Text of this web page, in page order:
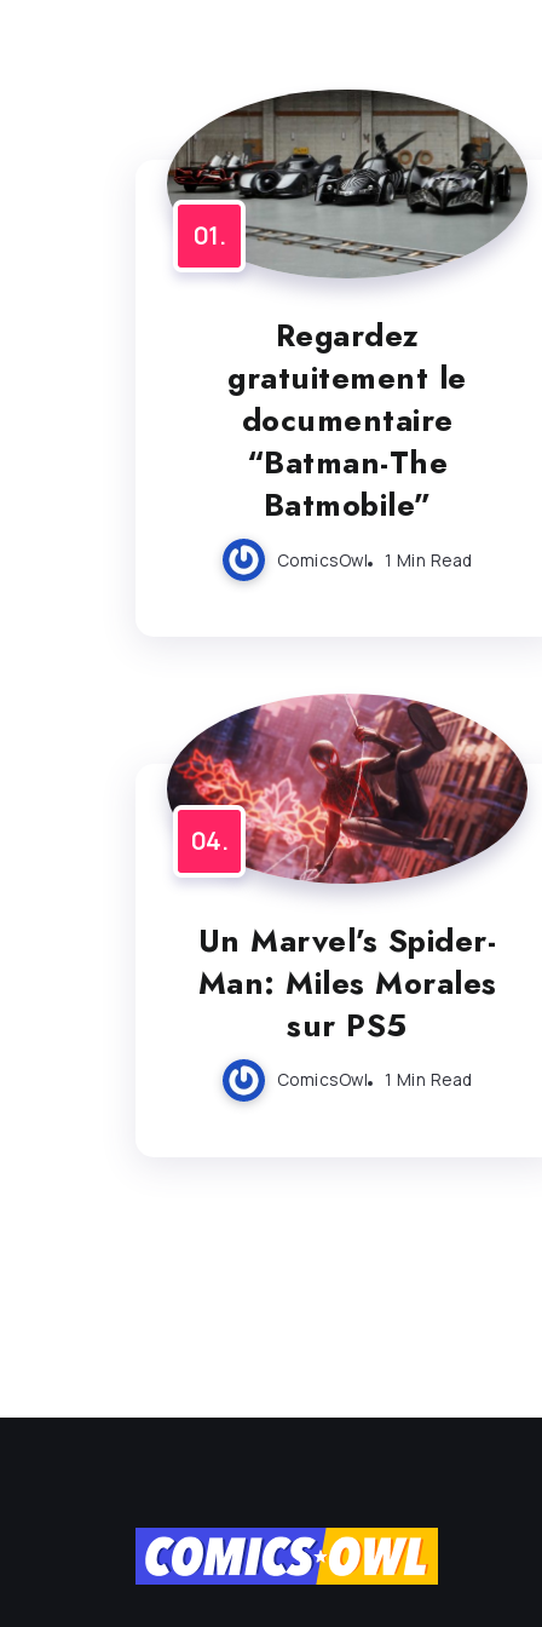
Regardez
gratuitement le
documentaire
“Batman-The
Batmobile”
ComicsOwl 1 Min Read
Un Marvel’s Spider-
Man: Miles Morales
sur PS5
ComicsOwl 1 Min Read